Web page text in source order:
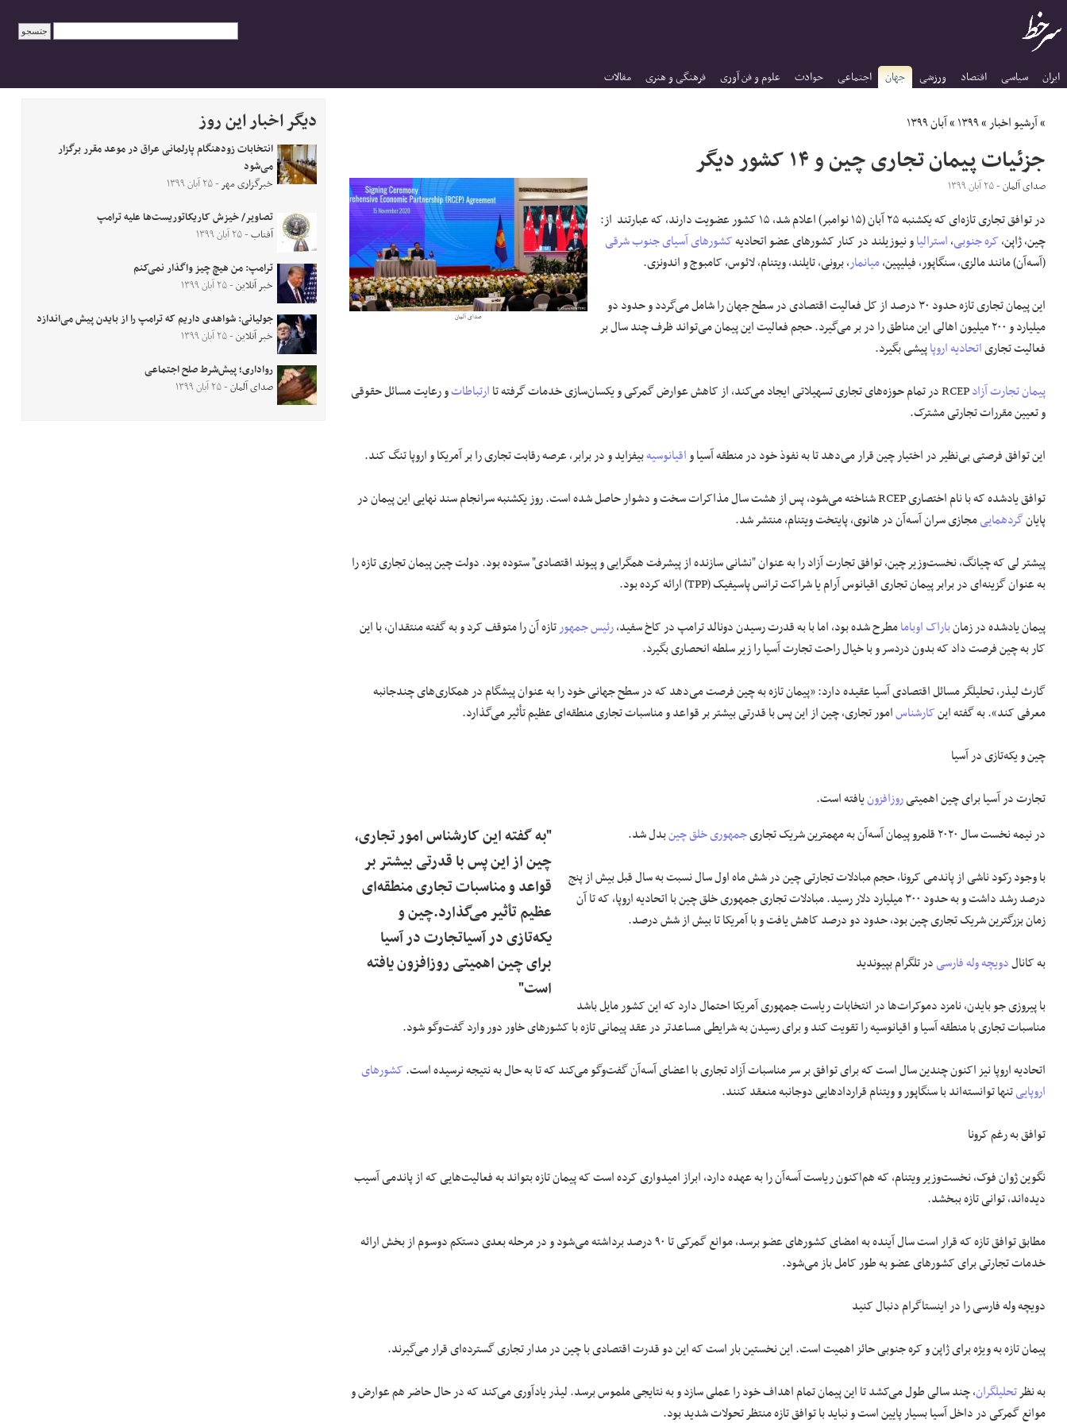
ایران سیاسی اقتصاد ورزشی جهان اجتماعی حوادث علوم و فن آوری فرهنگی و هنری مقالات
»آرشیو اخبار»۱۳۹۹»آبان ۱۳۹۹
جزئیات پیمان تجاری چین و ۱۴ کشور دیگر
صدای آلمان
صدای آلمان- ۲۵ آبان ۱۳۹۹
در توافق تجاری تازه‌ای که یکشنبه ۲۵ آبان (۱۵ نوامبر) اعلام شد، ۱۵ کشور عضویت دارند، که عبارتند از:
چین، ژاپن،کره جنوبی،استرالیاو نیوزیلند در کنار کشورهای عضو اتحادیهکشورهای آسیای جنوب شرقی
(آسه‌آن) مانند مالزی، سنگاپور، فیلیپین،میانمار، برونی، تایلند، ویتنام، لائوس، کامبوج و اندونزی.
این پیمان تجاری تازه حدود ۳۰ درصد از کل فعالیت اقتصادی در سطح جهان را شامل می‌گردد و حدود دو
میلیارد و ۲۰۰ میلیون اهالی این مناطق را در بر می‌گیرد. حجم فعالیت این پیمان می‌تواند ظرف چند سال بر
فعالیت تجاریاتحادیه اروپاپیشی بگیرد.
پیمان تجارت آزاد ارتباطاتو رعایت مسائل حقوقی
و تعیین مقررات تجارتی مشترک.
این توافق فرصتی بی‌نظیر در اختیار چین قرار می‌دهد تا به نفوذ خود در منطقه آسیا واقیانوسیهبیفزاید و در برابر، عرصه رقابت تجاری را بر آمریکا و اروپا تنگ کند.
توافق یادشده که با نام اختصاری RCEP شناخته می‌شود، پس از هشت سال مذاکرات سخت و دشوار حاصل شده است. روز یکشنبه سرانجام سند نهایی این پیمان در
پایانگردهماییمجازی سران آسه‌آن در هانوی، پایتخت ویتنام، منتشر شد.
پیشتر لی که‌ چیانگ، نخست‌وزیر چین، توافق تجارت آزاد را به عنوان "نشانی سازنده از پیشرفت همگرایی و پیوند اقتصادی" ستوده بود. دولت چین پیمان تجاری تازه را
به عنوان گزینه‌ای در برابر پیمان تجاری اقیانوس آرام یا شراکت ترانس پاسیفیک (TPP) ارائه کرده بود.
پیمان یادشده در زمانباراک اوبامامطرح شده بود، اما با به قدرت رسیدن دونالد ترامپ در کاخ سفید،رئیس جمهورتازه آن را متوقف کرد و به گفته منتقدان‌، با این
کار به چین فرصت داد که بدون دردسر و با خیال راحت تجارت آسیا را زیر سلطه انحصاری بگیرد.
گارث لیذر، تحلیلگر مسائل اقتصادی آسیا عقیده دارد: «پیمان تازه به چین فرصت می‌دهد که در سطح جهانی خود را به عنوان پیشگام در همکاری‌های چندجانبه
معرفی کند». به گفته اینکارشناسامور تجاری، چین از این پس با قدرتی بیشتر بر قواعد و مناسبات تجاری منطقه‌ای عظیم تأثیر می‌گذارد.
چین و یکه‌تازی در آسیا
تجارت در آسیا برای چین اهمیتیروزافزونیافته است.
"به گفته این کارشناس امور تجاری،
چین از این پس با قدرتی بیشتر بر
قواعد و مناسبات تجاری منطقه‌ای
عظیم تأثیر می‌گذارد.چین و
یکه‌تازی در آسیاتجارت در آسیا
برای چین اهمیتی روزافزون یافته
است"
در نیمه نخست سال ۲۰۲۰ قلمرو پیمان آسه‌آن به مهمترین شریک تجاری جمهوری خلق چینبدل شد.
با وجود رکود ناشی از پاندمی کرونا، حجم مبادلات تجارتی چین در شش ماه اول سال نسبت به سال قبل بیش از پنج
درصد رشد داشت و به حدود ۳۰۰ میلیارد دلار رسید. مبادلات تجاری جمهوری خلق چین با اتحادیه اروپا، که تا آن
زمان بزرگترین شریک تجاری چین بود، حدود دو درصد کاهش یافت و با آمریکا تا بیش از شش درصد.
به کانالدویچه وله فارسیدر تلگرام بپیوندید
با پیروزی جو بایدن، نامزد دموکرات‌ها در انتخابات ریاست جمهوری آمریکا احتمال دارد که این کشور مایل باشد
مناسبات تجاری با منطقه آسیا و اقیانوسیه را تقویت کند و برای رسیدن به شرایطی مساعدتر در عقد پیمانی تازه با کشورهای خاور دور وارد گفت‌وگو شود.
اتحادیه اروپا نیز اکنون چندین سال است که برای توافق بر سر مناسبات آزاد تجاری با اعضای آسه‌آن گفت‌وگو می‌کند که تا به حال به نتیجه نرسیده است.کشورهای
اروپاییتنها توانسته‌اند با سنگاپور و ویتنام قراردادهایی دوجانبه منعقد کنند.
توافق به رغم کرونا
نگوین ژوان فوک، نخست‌وزیر ویتنام، که هم‌اکنون ریاست آسه‌آن را به عهده دارد، ابراز امیدواری کرده است که پیمان تازه بتواند به فعالیت‌هایی که از پاندمی آسیب
دیده‌اند، توانی تازه ببخشد.
مطابق توافق تازه که قرار است سال آینده به امضای کشورهای عضو برسد، موانع گمرکی تا ۹۰ درصد برداشته می‌شود و در مرحله بعدی دستکم دوسوم از بخش ارائه
خدمات تجارتی برای کشورهای عضو به طور کامل باز می‌شود.
دویچه وله فارسی را در اینستاگرام دنبال کنید
پیمان تازه به ویژه برای ژاپن و کره جنوبی حائز اهمیت است. این نخستین بار است که این دو قدرت اقتصادی با چین در مدار تجاری گسترده‌ای قرار می‌گیرند.
به نظرتحلیلگران، چند سالی طول می‌کشد تا این پیمان تمام اهداف خود را عملی سازد و به نتایجی ملموس برسد. لیذر یادآوری می‌کند که در حال حاضر هم عوارض و
موانع گمرکی در داخل آسیا بسیار پایین است و نباید با توافق تازه منتظر تحولات شدید بود.
دیگر اخبار این روز
انتخابات زودهنگام پارلمانی عراق در موعد مقرر برگزار
می‌شود
خبرگزاری مهر- ۲۵ آبان ۱۳۹۹
تصاویر/ خیزش کاریکاتوریست‌ها علیه ترامپ
آفتاب- ۲۵ آبان ۱۳۹۹
ترامپ: من هیچ چیز واگذار نمی‌کنم
خبر آنلاین- ۲۵ آبان ۱۳۹۹
جولیانی: شواهدی داریم که ترامپ را از بایدن پیش می‌اندازد
خبر آنلاین- ۲۵ آبان ۱۳۹۹
رواداری؛ پیش‌شرط صلح اجتماعی
صدای آلمان- ۲۵ آبان ۱۳۹۹